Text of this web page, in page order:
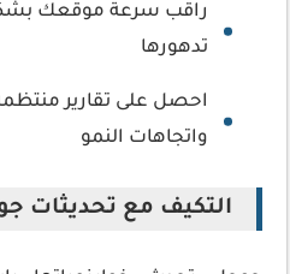
راقب سرعة موقعك
تدهورها
احصل على تقارير
واتجاهات النمو
التكيف مع تحديثات